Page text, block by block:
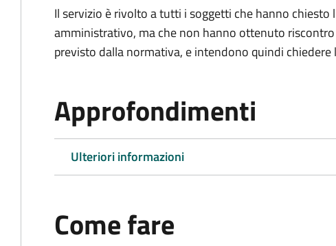
Il servizio è rivolto a tutti i soggetti che hanno
amministrativo, ma che non hanno ottenuto
previsto dalla normativa, e intendono quindi
Approfondimenti
Ulteriori informazioni
Come fare